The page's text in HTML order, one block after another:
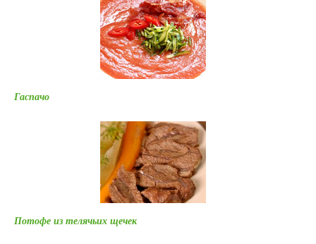
Гаспачо
Потофе из телячьих щечек